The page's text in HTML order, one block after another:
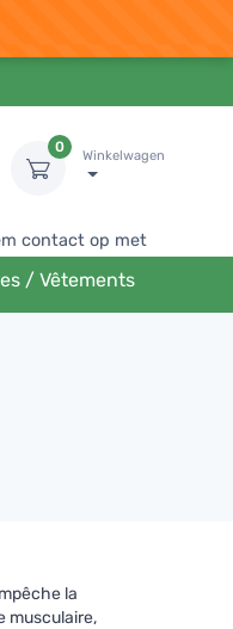
0
Winkelwagen
contact op met
/ Vêtements
la
musculaire,